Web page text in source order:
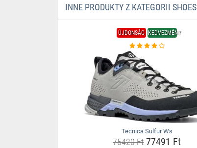
INNE PRODUKTY Z KATEGORII SHOES
ÚJDONSÁG KEDVEZMÉNY
Tecnica Sulfur Ws
75420 Ft77491 Ft